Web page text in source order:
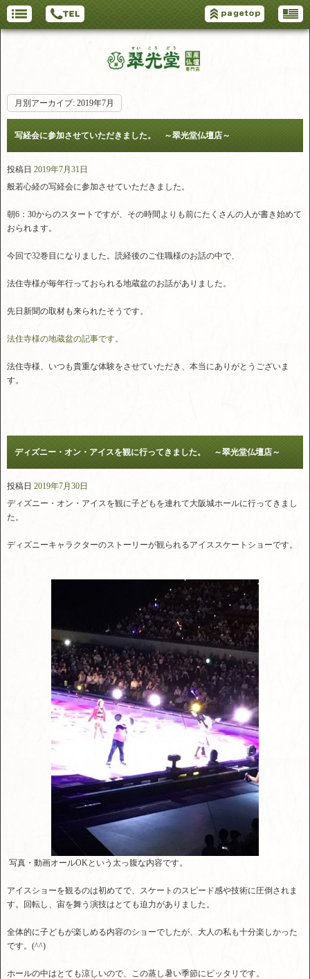
月別アーカイブ: 2019年7月
写経会に参加させていただきました。 ～翠光堂仏壇店～
投稿日 2019年7月31日
般若心経の写経会に参加させていただきました。
朝6：30からのスタートですが、その時間よりも前にたくさんの人が書き始めて
おられます。
今回で32巻目になりました。読経後のご住職様のお話の中で、
法住寺様が毎年行っておられる地蔵盆のお話がありました。
先日新聞の取材も来られたそうです。
法住寺様の地蔵盆の記事です。
法住寺様、いつも貴重な体験をさせていただき、本当にありがとうございま
す。
ディズニー・オン・アイスを観に行ってきました。 ～翠光堂仏壇店～
投稿日 2019年7月30日
ディズニー・オン・アイスを観に子どもを連れて大阪城ホールに行ってきまし
た。
ディズニーキャラクターのストーリーが観られるアイススケートショーです。
写真・動画オールOKという太っ腹な内容です。
アイスショーを観るのは初めてで、スケートのスピード感や技術に圧倒されま
す。回転し、宙を舞う演技はとても迫力がありました。
全体的に子どもが楽しめる内容のショーでしたが、大人の私も十分楽しかった
です。(^^)
ホールの中はとても涼しいので、この蒸し暑い季節にピッタリです。